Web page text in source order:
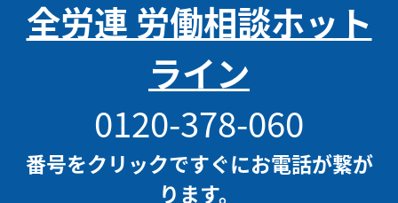
全労連 労働相談ホット
ライン
0120-378-060
番号をクリックですぐにお電話が繋が
ります。